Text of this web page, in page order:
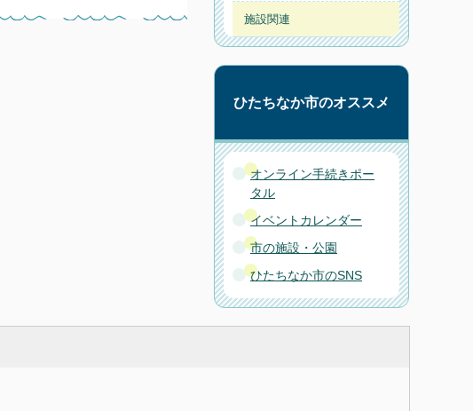
施設関連
ひたちなか市のオススメ
オンライン手続きポー
タル
イベントカレンダー
市の施設・公園
ひたちなか市のSNS